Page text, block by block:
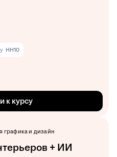
HH10
к курсу
графика и дизайн
+ ИИ